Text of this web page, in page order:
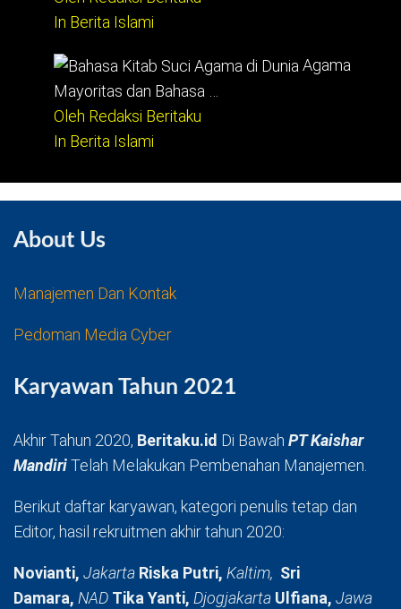
In Berita Islami
Agama
Mayoritas dan Bahasa …
Oleh Redaksi Beritaku
In Berita Islami
About Us
Manajemen Dan Kontak
Pedoman Media Cyber
Karyawan Tahun 2021
Akhir Tahun 2020, Beritaku.id Di Bawah PT Kaishar
MandiriTelah Melakukan Pembenahan Manajemen.
Berikut daftar karyawan, kategori penulis tetap dan
Editor, hasil rekruitmen akhir tahun 2020:
Novianti, Jakarta Riska Putri, Kaltim, Sri
Damara, NAD Tika Yanti, Djogjakarta Ulfiana, Jawa